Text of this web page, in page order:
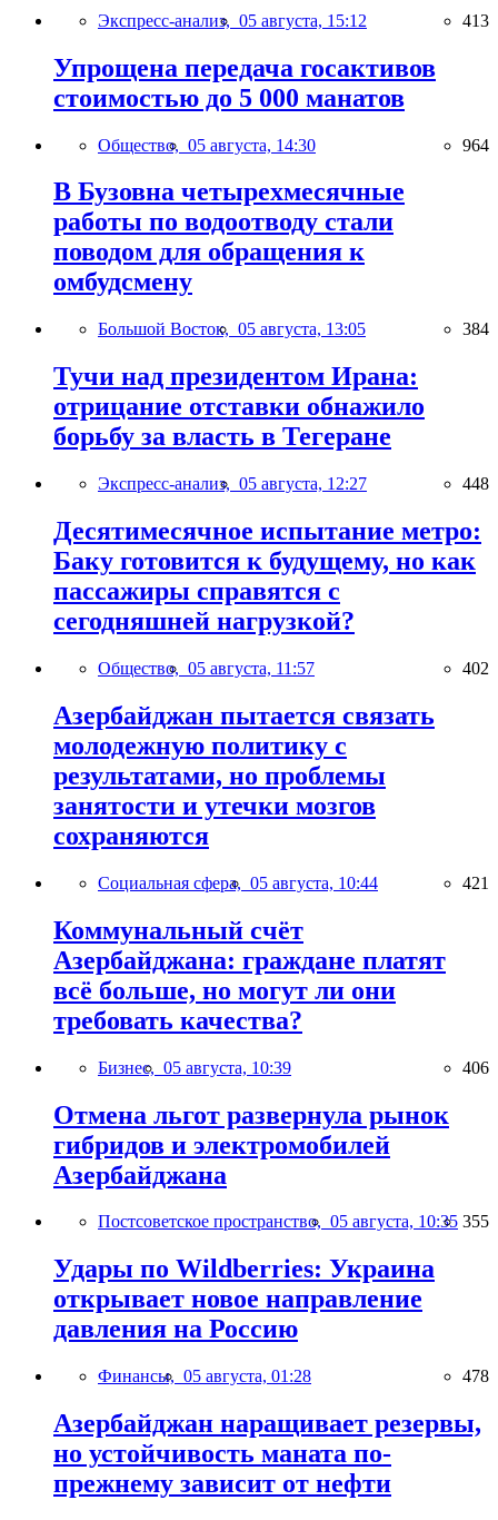
Экспресс-анализ, 05 августа, 15:12 413
Упрощена передача госактивов
стоимостью до 5 000 манатов
Общество, 05 августа, 14:30 964
В Бузовна четырехмесячные
работы по водоотводу стали
поводом для обращения к
омбудсмену
Большой Восток, 05 августа, 13:05 384
Тучи над президентом Ирана:
отрицание отставки обнажило
борьбу за власть в Тегеране
Экспресс-анализ, 05 августа, 12:27 448
Десятимесячное испытание метро:
Баку готовится к будущему, но как
пассажиры справятся с
сегодняшней нагрузкой?
Общество, 05 августа, 11:57 402
Азербайджан пытается связать
молодежную политику с
результатами, но проблемы
занятости и утечки мозгов
сохраняются
Социальная сфера, 05 августа, 10:44 421
Коммунальный счёт
Азербайджана: граждане платят
всё больше, но могут ли они
требовать качества?
Бизнес, 05 августа, 10:39 406
Отмена льгот развернула рынок
гибридов и электромобилей
Азербайджана
Постсоветское пространство, 05 августа, 10:35 355
Удары по Wildberries: Украина
открывает новое направление
давления на Россию
Финансы, 05 августа, 01:28 478
Азербайджан наращивает резервы,
но устойчивость маната по-
прежнему зависит от нефти